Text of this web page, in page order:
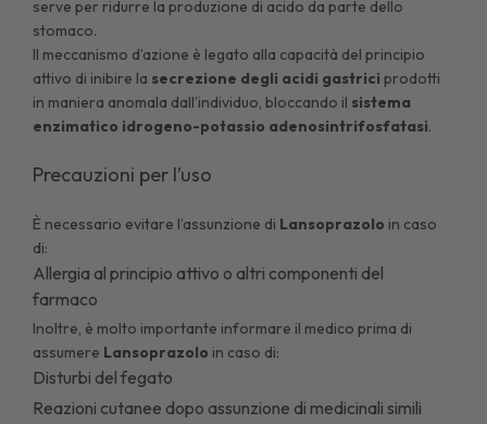
serve per ridurre la produzione di acido da parte dello
stomaco.
Il meccanismo d’azione è legato alla capacità del principio
attivo di inibire la secrezione degli acidi gastrici prodotti
in maniera anomala dall’individuo, bloccando il sistema
enzimatico idrogeno-potassio adenosintrifosfatasi.
Precauzioni per l’uso
È necessario evitare l’assunzione di Lansoprazolo in caso
di:
Allergia al principio attivo o altri componenti del
farmaco
Inoltre, è molto importante informare il medico prima di
assumere Lansoprazolo in caso di:
Disturbi del fegato
Reazioni cutanee dopo assunzione di medicinali simili